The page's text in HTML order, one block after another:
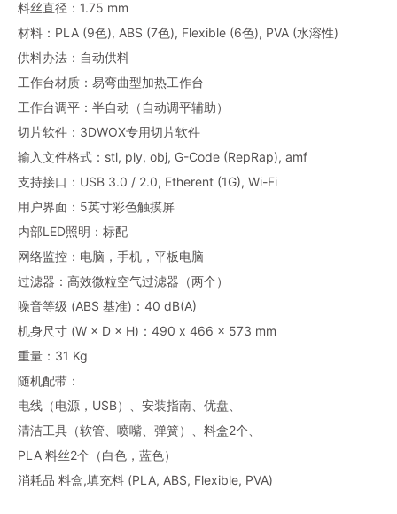
料丝直径：1.75 mm
材料：PLA (9色), ABS (7色), Flexible (6色), PVA (水溶性)
供料办法：自动供料
工作台材质：易弯曲型加热工作台
工作台调平：半自动（自动调平辅助）
切片软件：3DWOX专用切片软件
输入文件格式：stl, ply, obj, G-Code (RepRap), amf
支持接口：USB 3.0 / 2.0, Etherent (1G), Wi-Fi
用户界面：5英寸彩色触摸屏
内部LED照明：标配
网络监控：电脑，手机，平板电脑
过滤器：高效微粒空气过滤器（两个）
噪音等级 (ABS 基准)：40 dB(A)
机身尺寸 (W × D × H)：490 x 466 x 573 mm
重量：31 Kg
随机配带：
电线（电源，USB）、安装指南、优盘、
清洁工具（软管、喷嘴、弹簧）、料盒2个、
PLA 料丝2个（白色，蓝色）
消耗品 料盒,填充料 (PLA, ABS, Flexible, PVA)